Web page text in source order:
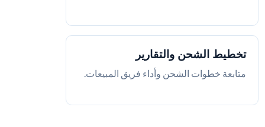
تخطيط الشحن والتقارير
متابعة خطوات الشحن وأداء فريق المبيعات.